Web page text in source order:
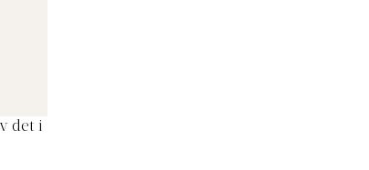
det i